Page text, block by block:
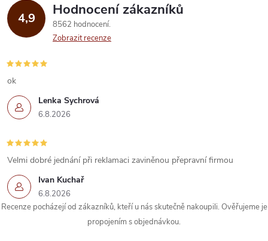
d
a
c
í
p
r
v
k
y
4,9 Hodnocení zákazníků
8562 hodnocení
Zobrazit recenze
Lenka Sychrová
6.8.2026
ok
Ivan Kuchař
6.8.2026
Velmi dobré jednání při reklamaci zaviněnou přepravní firmou
Recenze pocházejí od zákazníků, kteří u nás skutečně nakoupili. Ověřujeme je
propojením s objednávkou.